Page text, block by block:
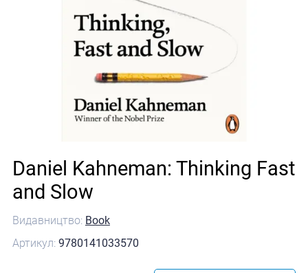
Видавництво: Book
Артикул: 9780141033570
Daniel Kahneman: Thinking Fast
and Slow